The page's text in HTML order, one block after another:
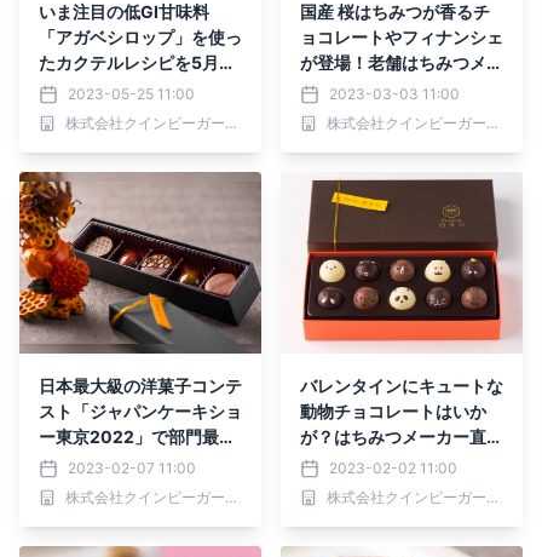
いま注目の低GI甘味料
「アガベシロップ」を使っ
たカクテルレシピを5月25
日(木)公開しました。日本
を代表するオーセンティッ
クバー「毛利バー」とのコ
ビーガーデン】
2023-05-25 11:00
株式会社クインビーガーデン
国産 桜はちみつが香るチ
ョコレートやフィナンシェ
が登場！老舗はちみつメー
カー直営「パティスリーQ
BG」にて春季限定販売
【エキュート品川店・築地
2023-03-03 11:00
株式会社クインビーガーデン
日本最大級の洋菓子コンテ
スト「ジャパンケーキショ
ー東京2022」で部門最高
賞を獲得したボンボンショ
コラを数量限定販売【パテ
ィスリーQBG／レディベ
2023-02-07 11:00
株式会社クインビーガーデン
バレンタインにキュートな
動物チョコレートはいか
が？はちみつメーカー直営
「パティスリーQBG」がJ
R新橋駅に催事初出店！
【2/1(水)〜15(水)】
2023-02-02 11:00
株式会社クインビーガーデン